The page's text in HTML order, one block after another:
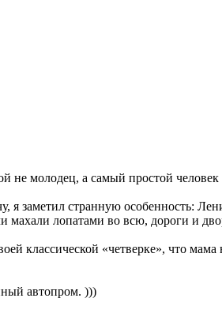
не молодец, а самый простой
заметил странную особенность:
махали лопатами во всю, дороги и
классической «четверке», что
автопром. )))